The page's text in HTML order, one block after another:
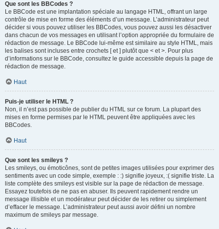
Que sont les BBCodes ?
Le BBCode est une implantation spéciale au langage HTML, offrant un large
contrôle de mise en forme des éléments d’un message. L’administrateur peut
décider si vous pouvez utiliser les BBCodes, vous pouvez aussi les désactiver
dans chacun de vos messages en utilisant l’option appropriée du formulaire de
rédaction de message. Le BBCode lui-même est similaire au style HTML, mais
les balises sont incluses entre crochets [ et ] plutôt que < et >. Pour plus
d’informations sur le BBCode, consultez le guide accessible depuis la page de
rédaction de message.
Haut
Puis-je utiliser le HTML ?
Non, il n’est pas possible de publier du HTML sur ce forum. La plupart des
mises en forme permises par le HTML peuvent être appliquées avec les
BBCodes.
Haut
Que sont les smileys ?
Les smileys, ou émoticônes, sont de petites images utilisées pour exprimer des
sentiments avec un code simple, exemple : :) signifie joyeux, :( signifie triste. La
liste complète des smileys est visible sur la page de rédaction de message.
Essayez toutefois de ne pas en abuser. Ils peuvent rapidement rendre un
message illisible et un modérateur peut décider de les retirer ou simplement
d’effacer le message. L’administrateur peut aussi avoir défini un nombre
maximum de smileys par message.